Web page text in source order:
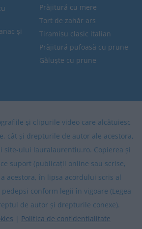
și
Prăjitură cu mere
Tort de zahăr ars
Tiramisu clasic italian
Prăjitură pufoasă cu prune
Găluște cu prune
și clipurile video care alcătuiesc
cât și drepturile de autor ale acestora,
ului lauralaurentiu.ro. Copierea și
suport (publicații online sau scrise,
acestora, în lipsa acordului scris al
conform legii în vigoare (Legea
de autor și drepturile conexe).
| Politica de confidentialitate